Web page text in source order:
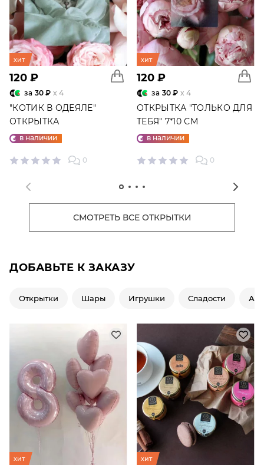
хит
120 ₽
за 30 ₽ x 4
"КОТИК В ОДЕЯЛЕ"
ОТКРЫТКА
в наличии
0
хит
120 ₽
за 30 ₽ x 4
ОТКРЫТКА "ТОЛЬКО ДЛЯ
ТЕБЯ" 7*10 СМ
в наличии
0
СМОТРЕТЬ ВСЕ ОТКРЫТКИ
ДОБАВЬТЕ К ЗАКАЗУ
Открытки Шары Игрушки Сладости
хит хит